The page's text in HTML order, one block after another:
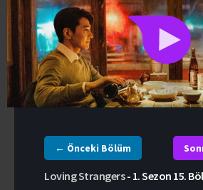
← Önceki Bölüm
Loving Strangers- 1. Sezon 15.